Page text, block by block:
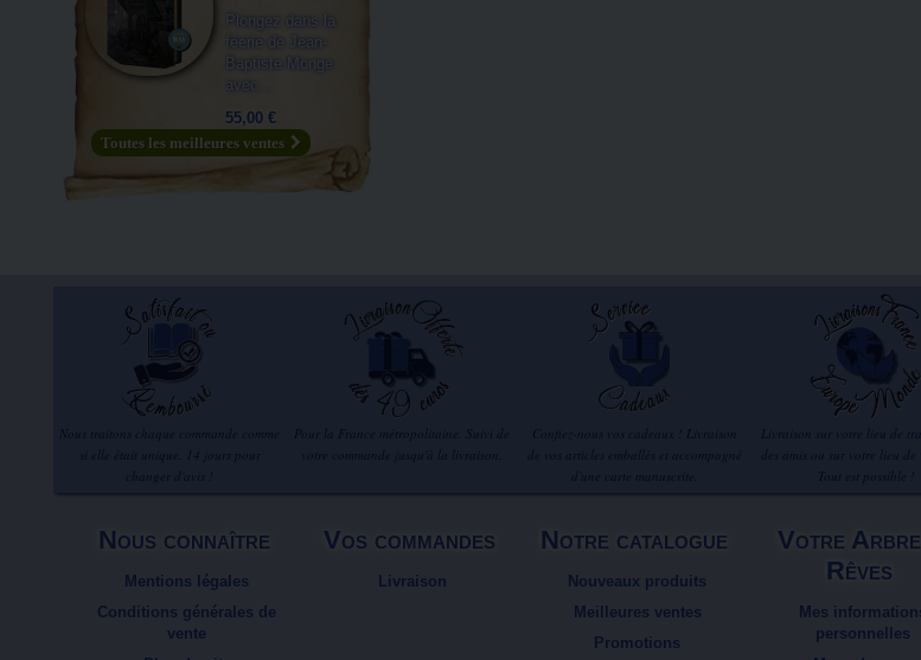
Plongez dans la
féerie de Jean-
Baptiste Monge
avec...
55,00 €
Toutes les meilleures ventes
Nous connaître
Mentions légales
Conditions générales de
vente
Vos commandes
Livraison
Notre catalogue
Nouveaux produits
Meilleures ventes
Promotions
Votre
Rêves
Mes
personnelles